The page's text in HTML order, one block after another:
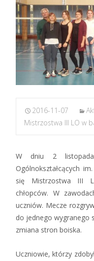
2016-11-07
Mistrzostwa III LO w
W dniu 2
Ogólnokształcących
się Mistrzostwa III
chłopców. W
uczniów. Mecze
do jednego wygranego
zmiana stron boiska.
Uczniowie, którzy